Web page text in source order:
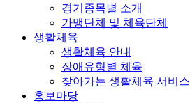
경기종목별 소개
가맹단체 및 체육단체
생활체육
생활체육 안내
장애유형별 체육
찾아가는 생활체육 서비스
홍보마당